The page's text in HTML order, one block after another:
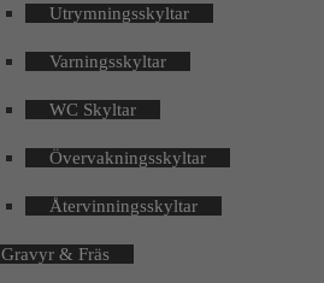
Utrymningsskyltar
Varningsskyltar
WC Skyltar
Övervakningsskyltar
Återvinningsskyltar
Gravyr & Fräs